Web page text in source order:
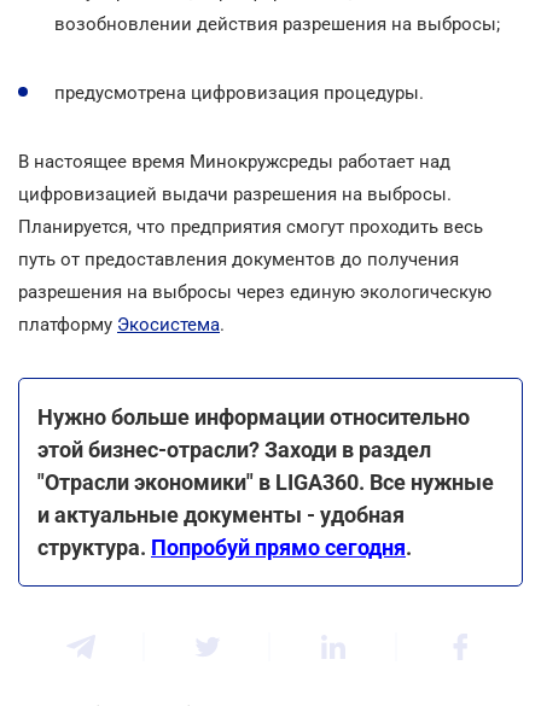
возобновлении действия разрешения на выбросы;
предусмотрена цифровизация процедуры.
В настоящее время Минокружсреды работает над
цифровизацией выдачи разрешения на выбросы.
Планируется, что предприятия смогут проходить весь
путь от предоставления документов до получения
разрешения на выбросы через единую экологическую
платформу Экосистема.
Нужно больше информации относительно
этой бизнес-отрасли? Заходи в раздел
"Отрасли экономики" в LIGA360. Все нужные
и актуальные документы - удобная
структура. Попробуй прямо сегодня.